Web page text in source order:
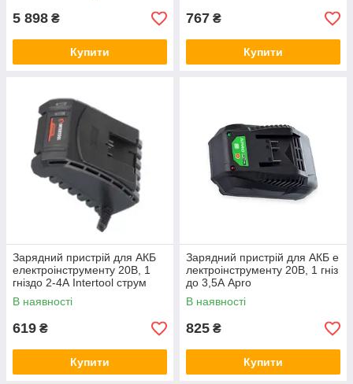
5 898 ₴
Купити
767 ₴
Купити
Зарядний пристрій для АКБ
електроінструменту 20В, 1
гніздо 2-4А Intertool струм
заряду 2А Storm
В наявності
619 ₴
Купити
Зарядний пристрій для АКБ е
лектроінструменту 20В, 1 гніз
до 3,5А Apro
В наявності
825 ₴
Купити